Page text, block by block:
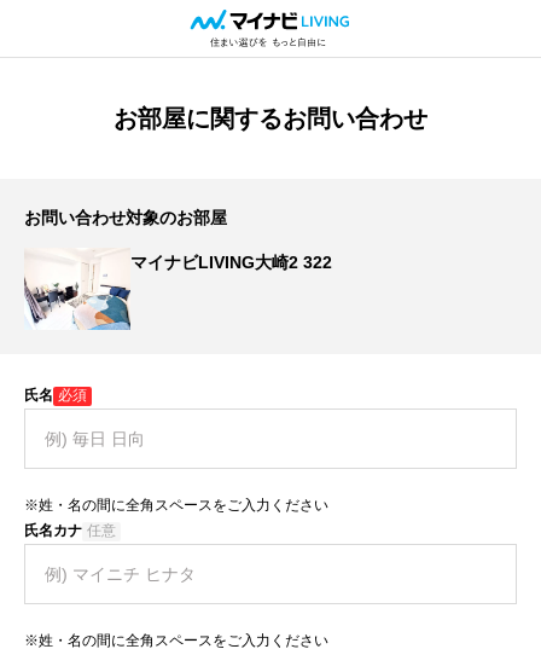
お部屋に関するお問い合わせ
お問い合わせ対象のお部屋
マイナビLIVING大崎2 322
氏名 必須
※姓・名の間に全角スペースをご入力ください
氏名カナ 任意
※姓・名の間に全角スペースをご入力ください